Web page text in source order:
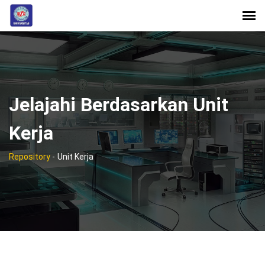
Jelajahi Berdasarkan Unit
Kerja
Repository - Unit Kerja